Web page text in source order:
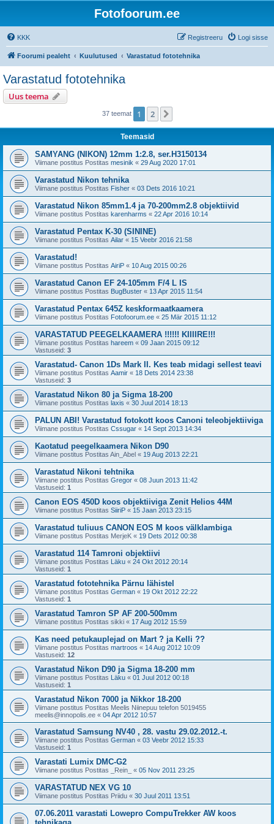
Fotofoorum.ee
KKK Logi sisse
Registreeru
Foorumi pealeht Kuulutused Varastatud fototehnika
Varastatud fototehnika
Uus teema
37 teemat 1 2
Teemasid
SAMYANG (NIKON) 12mm 1:2.8, ser.H3150134
Viimane postitus Postitas mesinik « 29 Aug 2020 17:01
Varastatud Nikon tehnika
Viimane postitus Postitas Fisher « 03 Dets 2016 10:21
Varastatud Nikon 85mm1.4 ja 70-200mm2.8 objektiivid
Viimane postitus Postitas karenharms « 22 Apr 2016 10:14
Varastatud Pentax K-30 (SININE)
Viimane postitus Postitas Ailar « 15 Veebr 2016 21:58
Varastatud!
Viimane postitus Postitas AiriP « 10 Aug 2015 00:26
Varastatud Canon EF 24-105mm F/4 L IS
Viimane postitus Postitas BugBuster « 13 Apr 2015 11:54
Varastatud Pentax 645Z keskformaatkaamera
Viimane postitus Postitas Fotofoorum.ee « 25 Mär 2015 11:12
VARASTATUD PEEGELKAAMERA !!!!!! KIIIIRE!!!
Viimane postitus Postitas hareem « 09 Jaan 2015 09:12
Vastuseid: 3
Varastatud- Canon 1Ds Mark II. Kes teab midagi sellest teavi
Viimane postitus Postitas Aamir « 18 Dets 2014 23:38
Vastuseid: 3
Varastatud Nikon 80 ja Sigma 18-200
Viimane postitus Postitas laxis « 30 Juul 2014 18:13
PALUN ABI! Varastatud fotokott koos Canoni teleobjektiiviga
Viimane postitus Postitas Cssugar « 14 Sept 2013 14:34
Kaotatud peegelkaamera Nikon D90
Viimane postitus Postitas Ain_Abel « 19 Aug 2013 22:21
Varastatud Nikoni tehtnika
Viimane postitus Postitas Gregor « 08 Juun 2013 11:42
Vastuseid: 1
Canon EOS 450D koos objektiiviga Zenit Helios 44M
Viimane postitus Postitas SiiriP « 15 Jaan 2013 23:15
Varastatud tuliuus CANON EOS M koos välklambiga
Viimane postitus Postitas MerjeK « 19 Dets 2012 00:38
Varastatud 114 Tamroni objektiivi
Viimane postitus Postitas Läku « 24 Okt 2012 20:14
Vastuseid: 1
Varastatud fototehnika Pärnu lähistel
Viimane postitus Postitas German « 19 Okt 2012 22:22
Vastuseid: 1
Varastatud Tamron SP AF 200-500mm
Viimane postitus Postitas sikki « 17 Aug 2012 15:59
Kas need petukauplejad on Mart ? ja Kelli ??
Viimane postitus Postitas martroos « 14 Aug 2012 10:09
Vastuseid: 12
Varastatud Nikon D90 ja Sigma 18-200 mm
Viimane postitus Postitas Läku « 01 Juul 2012 00:18
Vastuseid: 1
Varastatud Nikon 7000 ja Nikkor 18-200
Viimane postitus Postitas Meelis Niinepuu telefon 5019455
meelis@innopolis.ee « 04 Apr 2012 10:57
Varastatud Samsung NV40 , 28. vastu 29.02.2012.-t.
Viimane postitus Postitas German « 03 Veebr 2012 15:33
Vastuseid: 1
Varastati Lumix DMC-G2
Viimane postitus Postitas _Rein_ « 05 Nov 2011 23:25
VARASTATUD NEX VG 10
Viimane postitus Postitas Priidu « 30 Juul 2011 13:51
07.06.2011 varastati Lowepro CompuTrekker AW koos